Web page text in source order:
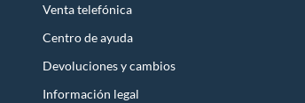
Venta telefónica
Centro de ayuda
Devoluciones y cambios
Información legal